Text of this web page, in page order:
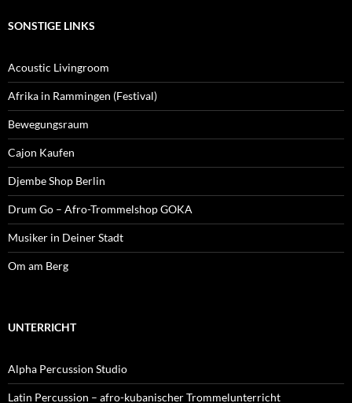
SONSTIGE LINKS
Acoustic Livingroom
Afrika in Rammingen (Festival)
Bewegungsraum
Cajon Kaufen
Djembe Shop Berlin
Drum Go – Afro-Trommelshop GOKA
Musiker in Deiner Stadt
Om am Berg
UNTERRICHT
Alpha Percussion Studio
Latin Percussion – afro-kubanischer Trommelunterricht